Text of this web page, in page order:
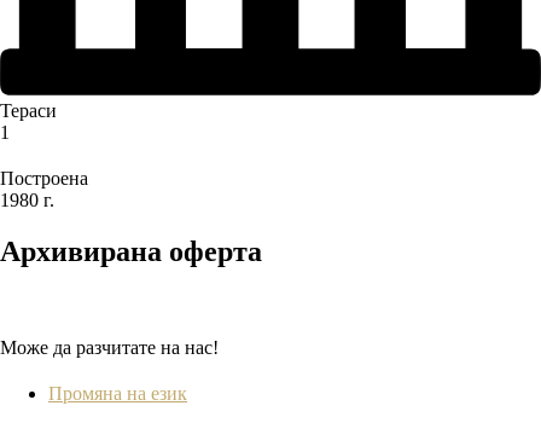
Тераси
1
Построена
1980 г.
Архивирана оферта
Може да разчитате на нас!
Промяна на език